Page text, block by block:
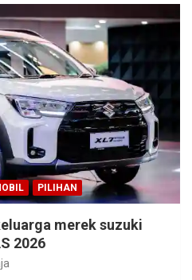
PILIHAN
merek suzuki
2026